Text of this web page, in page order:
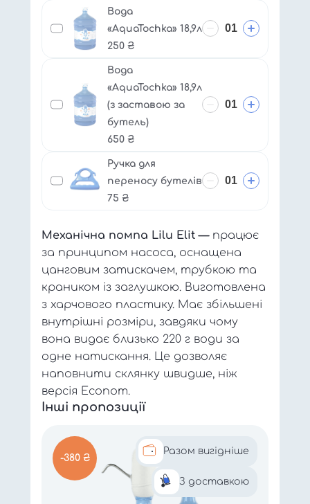
Вода
«AquaTochka» 18,9л
250 ₴
Вода
«AquaTochka» 18,9л
(з заставою за
бутель)
650 ₴
Ручка для
переносу бутелів
75 ₴
Механічна помпа Lilu Elit —працює
за принципом насоса, оснащена
цанговим затискачем, трубкою та
краником із заглушкою. Виготовлена
з харчового пластику. Має збільшені
внутрішні розміри, завдяки чому
вона видає близько 220 г води за
одне натискання. Це дозволяє
наповнити склянку швидше, ніж
версія Econom.
Інші пропозиції
-380 ₴
Разом вигідніше
З доставкою